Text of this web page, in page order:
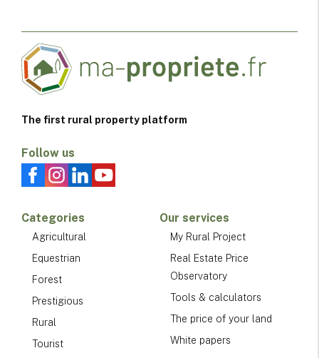
The first rural property platform
Follow us
Categories
Agricultural
Equestrian
Forest
Prestigious
Rural
Tourist
Our services
My Rural Project
Real Estate Price
Observatory
Tools & calculators
The price of your land
White papers